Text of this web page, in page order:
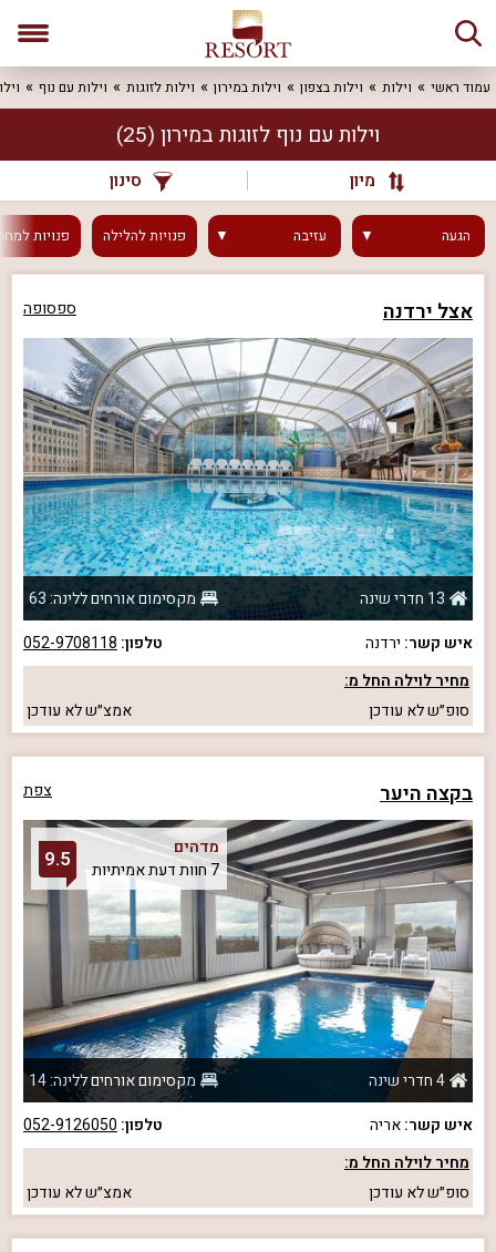
עמוד ראשי וילות וילות בצפון וילות במירון וילות לזוגות וילות עם נוף
וילות עם נוף לזוגות במירון (25)
מיון סינון
הגעה עזיבה פנויותלהלילה פנויות
אצל ירדנה ספסופה
13 חדרי שינה
מקסימום אורחים ללינה: 63
איש קשר: ירדנה טלפון: 052-9708118
מחיר לוילה החל מ:
סופ״שלא עודכן אמצ״שלא עודכן
בקצה היער צפת
מדהים
7 חוות דעת אמיתיות
9.5
4 חדרי שינה
מקסימום אורחים ללינה: 14
איש קשר:אריה טלפון: 052-9126050
מחיר לוילה החל מ:
סופ״שלא עודכן אמצ״שלא עודכן